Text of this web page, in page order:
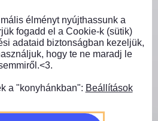
A fizetés után azonnal
e-mail tőlünk, benne
(nem kell 24 órát
bónuszokkal.
élményt nyújthassunk a
fogadd el a Cookie-k (sütik)
adataid biztonságban kezeljük,
hogy te ne maradj le
a "konyhánkban": Beállítások